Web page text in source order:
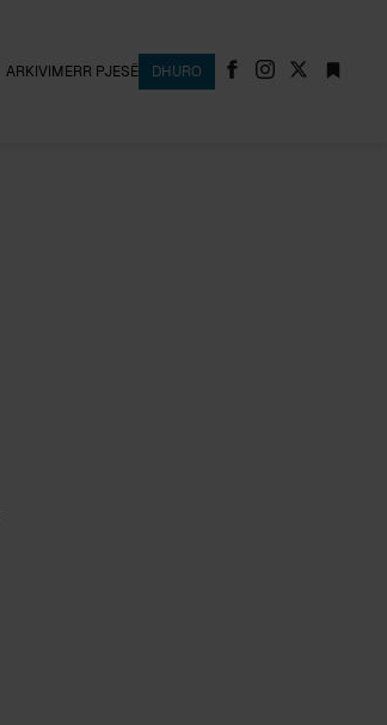
ARKIVIMERR PJESË DHURO